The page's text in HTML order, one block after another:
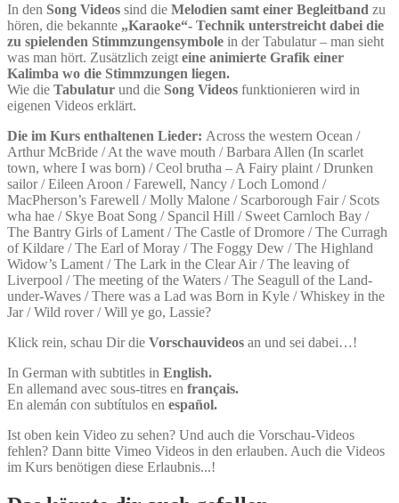
In den Song Videos sind die Melodien samt einer Begleitband zu
hören, die bekannte „Karaoke“- Technik unterstreicht dabei die
zu spielenden Stimmzungensymbole in der Tabulatur – man sieht
was man hört. Zusätzlich zeigt eine animierte Grafik einer
Kalimba wo die Stimmzungen liegen.
Wie die Tabulatur und die Song Videos funktionieren wird in
eigenen Videos erklärt.
Die im Kurs enthaltenen Lieder: Across the western Ocean /
Arthur McBride / At the wave mouth / Barbara Allen (In scarlet
town, where I was born) / Ceol brutha – A Fairy plaint / Drunken
sailor / Eileen Aroon / Farewell, Nancy / Loch Lomond /
MacPherson’s Farewell / Molly Malone / Scarborough Fair / Scots
wha hae / Skye Boat Song / Spancil Hill / Sweet Carnloch Bay /
The Bantry Girls of Lament / The Castle of Dromore / The Curragh
of Kildare / The Earl of Moray / The Foggy Dew / The Highland
Widow’s Lament / The Lark in the Clear Air / The leaving of
Liverpool / The meeting of the Waters / The Seagull of the Land-
under-Waves / There was a Lad was Born in Kyle / Whiskey in the
Jar / Wild rover / Will ye go, Lassie?
Klick rein, schau Dir die Vorschauvideos an und sei dabei…!
In German with subtitles in English.
En allemand avec sous-titres en français.
En alemán con subtítulos en español.
Ist oben kein Video zu sehen? Und auch die Vorschau-Videos
fehlen? Dann bitte Vimeo Videos in den erlauben. Auch die Videos
im Kurs benötigen diese Erlaubnis...!